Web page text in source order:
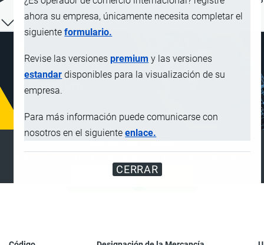
ahora su empresa, únicamente necesita completar el
siguienteformulario.
Revise las versionespremium y las versiones
estandar disponibles para la visualización de su
empresa.
Para más información puede comunicarse con
nosotros en el siguienteenlace.
CERRAR
SUSCRIBIRSE
ANUNCIAR